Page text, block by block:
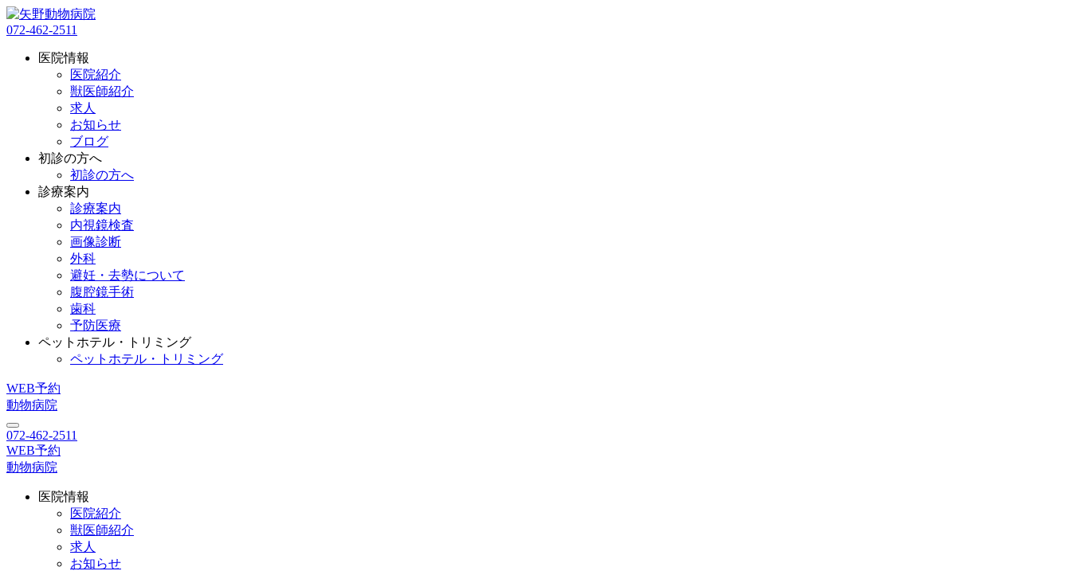
072-462-2511
医院情報
医院紹介
獣医師紹介
求人
お知らせ
ブログ
初診の方へ
初診の方へ
診療案内
診療案内
内視鏡検査
画像診断
外科
避妊・去勢について
腹腔鏡手術
歯科
予防医療
ペットホテル・トリミング
ペットホテル・トリミング
WEB予約
動物病院
072-462-2511
WEB予約
動物病院
医院情報
医院紹介
獣医師紹介
求人
お知らせ